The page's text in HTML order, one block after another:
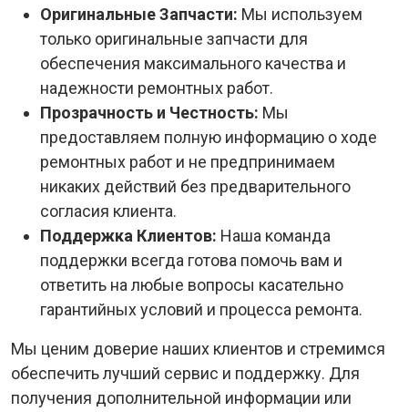
Оригинальные Запчасти: Мы используем
только оригинальные запчасти для
обеспечения максимального качества и
надежности ремонтных работ.
Прозрачность и Честность: Мы
предоставляем полную информацию о ходе
ремонтных работ и не предпринимаем
никаких действий без предварительного
согласия клиента.
Поддержка Клиентов: Наша команда
поддержки всегда готова помочь вам и
ответить на любые вопросы касательно
гарантийных условий и процесса ремонта.
Мы ценим доверие наших клиентов и стремимся
обеспечить лучший сервис и поддержку. Для
получения дополнительной информации или